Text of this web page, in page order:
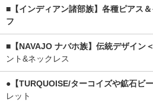
■【インディアン諸部族】各種ピアス
フ
■【NAVAJO ナバホ族】伝統デザイン
ント&ネックレス
●【TURQUOISE/ターコイズや鉱石ビー
レット